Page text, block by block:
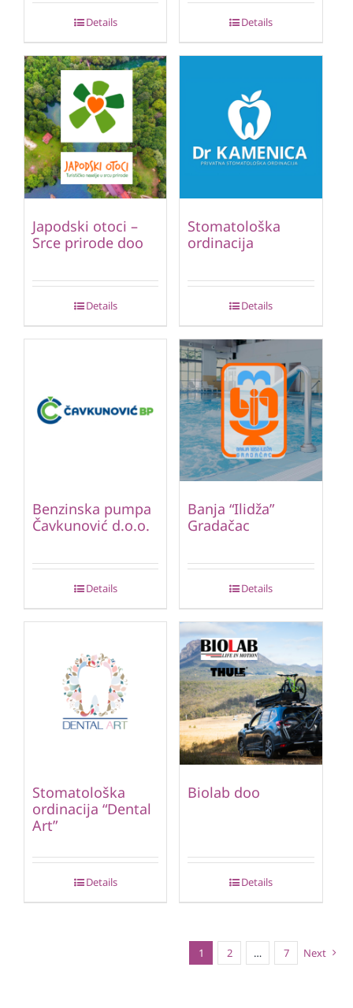
Details Details
Japodski otoci –
Srce prirode doo
Details
Stomatološka
ordinacija
Details
Benzinska pumpa
Čavkunović d.o.o.
Details
Banja “Ilidža”
Gradačac
Details
Stomatološka
ordinacija “Dental
Art”
Details
Biolab doo
Details
1 2 … 7 Next